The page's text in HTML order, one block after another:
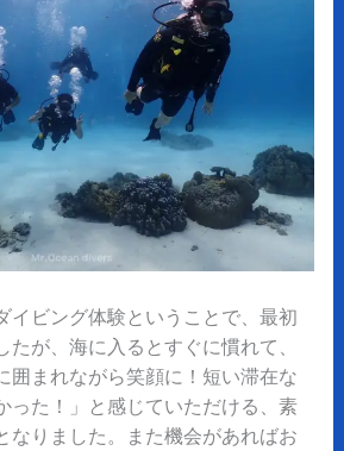
イビング体験ということで、最初
たが、海に入るとすぐに慣れて、
囲まれながら笑顔に！短い滞在な
った！」と感じていただける、素
なりました。また機会があればお